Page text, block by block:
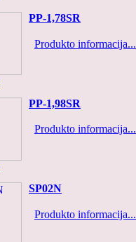
PP-1,78SR
Produkto informacija...
PP-1,98SR
Produkto informacija...
SP02N
Produkto informacija...